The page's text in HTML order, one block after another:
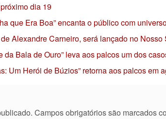
dia 19
que Era Boa” encanta o público com
Alexandre Carneiro, será lançado no Nosso
da Bala de Ouro” leva aos palcos um dos
Um Herói de Búzios” retorna aos palcos
Campos obrigatórios são marcados